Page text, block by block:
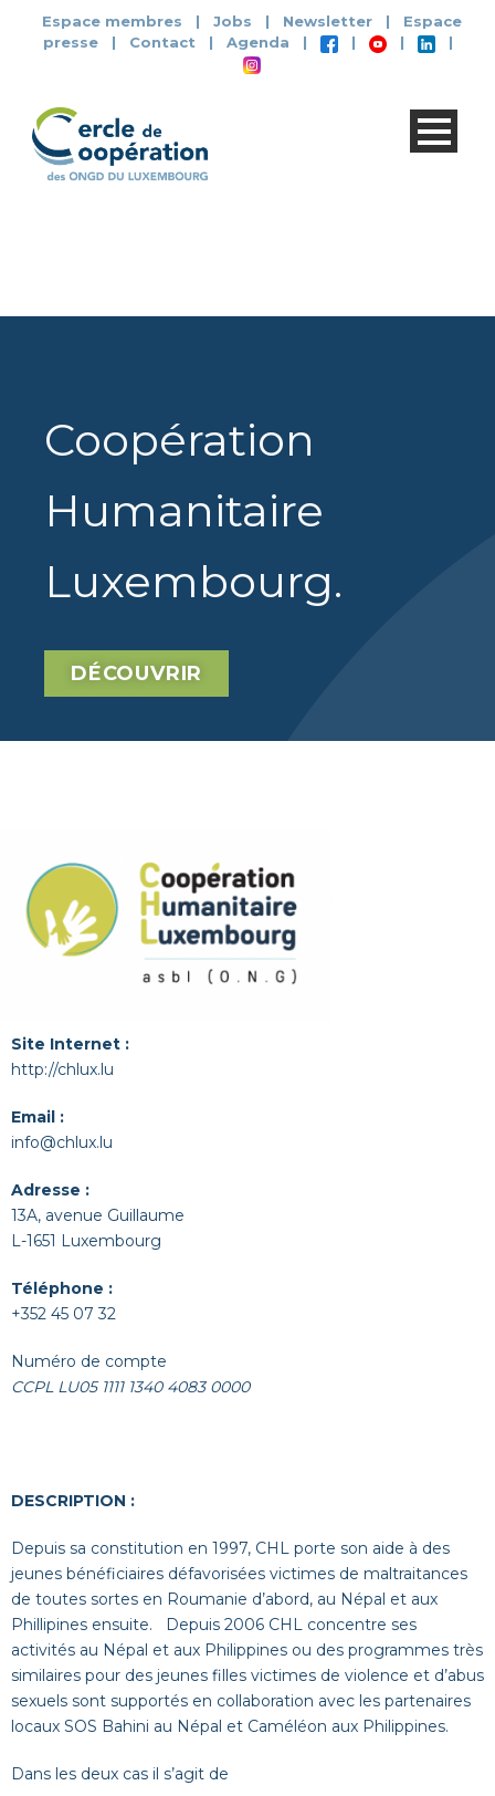
Espace membres | Jobs | Newsletter |
Espace
presse
| Contact | Agenda | | | |
Coopération
Humanitaire
Luxembourg.
DÉCOUVRIR
Site Internet :
http://chlux.lu
Email :
info@chlux.lu
Adresse :
13A, avenue Guillaume
L-1651 Luxembourg
Téléphone :
+352 45 07 32
Numéro de compte
CCPL LU05 1111 1340 4083 0000
DESCRIPTION :
Depuis sa constitution en 1997, CHL porte son aide à des
jeunes bénéficiaires défavorisées victimes de maltraitances
de toutes sortes en Roumanie d’abord, au Népal et aux
Phillipines ensuite. Depuis 2006 CHL concentre ses
activités au Népal et aux Philippines ou des programmes très
similaires pour des jeunes filles victimes de violence et d’abus
sexuels sont supportés en collaboration avec les partenaires
locaux SOS Bahini au Népal et Caméléon aux Philippines.
Dans les deux cas il s’agit de